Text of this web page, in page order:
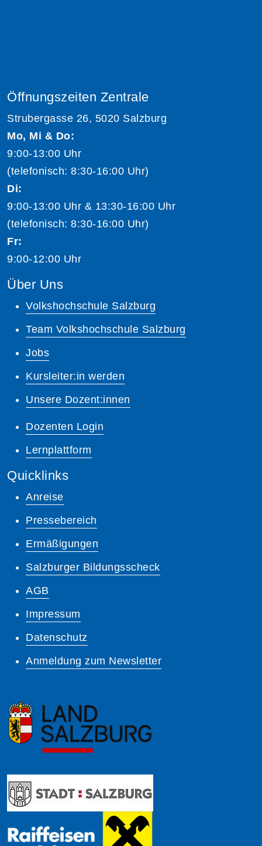
Öffnungszeiten Zentrale
Strubergasse 26, 5020 Salzburg
Mo, Mi & Do:
9:00-13:00 Uhr
(telefonisch: 8:30-16:00 Uhr)
Di:
9:00-13:00 Uhr & 13:30-16:00 Uhr
(telefonisch: 8:30-16:00 Uhr)
Fr:
9:00-12:00 Uhr
Über Uns
Volkshochschule Salzburg
Team Volkshochschule Salzburg
Jobs
Kursleiter:in werden
Unsere Dozent:innen
Dozenten Login
Lernplattform
Quicklinks
Anreise
Pressebereich
Ermäßigungen
Salzburger Bildungsscheck
AGB
Impressum
Datenschutz
Anmeldung zum Newsletter